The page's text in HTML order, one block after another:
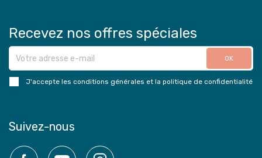
Recevez nos offres spéciales
J'accepte les conditions générales et la politique de confidentialité
Suivez-nous
Facebook YouTube